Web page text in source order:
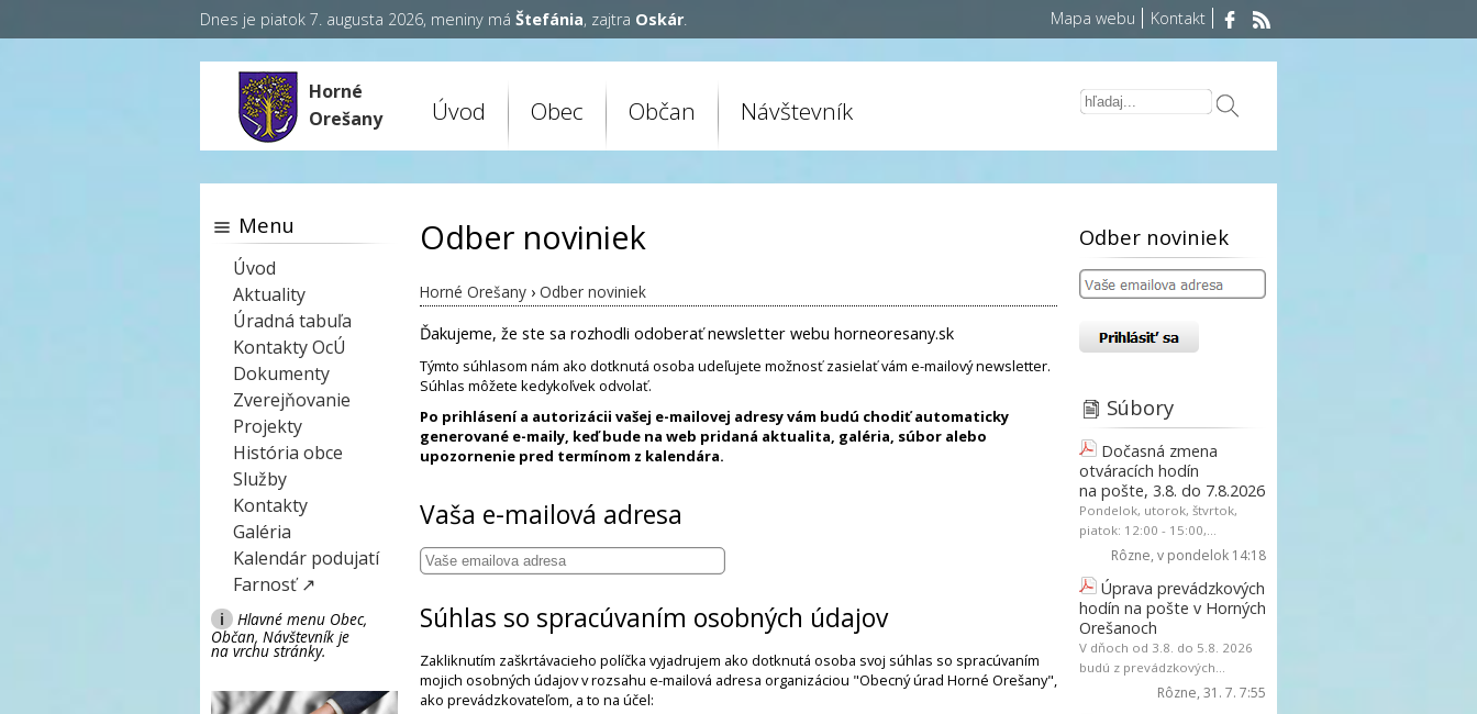
Dnes je piatok 7. augusta 2026, meniny má Štefánia, zajtra Oskár. Mapa webu Kontakt
Horné
Orešany
Úvod Obec Občan Návštevník
Odber noviniek
Horné Orešany › Odber noviniek
Ďakujeme, že ste sa rozhodli odoberať newsletter webu horneoresany.sk
Týmto súhlasom nám ako dotknutá osoba udeľujete možnosť zasielať vám e-mailový newsletter.
Súhlas môžete kedykoľvek odvolať.
Po prihlásení a autorizácii vašej e-mailovej adresy vám budú chodiť automaticky
generované e-maily, keď bude na web pridaná aktualita, galéria, súbor alebo
upozornenie pred termínom z kalendára.
Vaša e-mailová adresa
Súhlas so spracúvaním osobných údajov
Zakliknutím zaškrtávacieho políčka vyjadrujem ako dotknutá osoba svoj súhlas so spracúvaním
mojich osobných údajov v rozsahu e-mailová adresa organizáciou "Obecný úrad Horné Orešany",
ako prevádzkovateľom, a to na účel:
Menu
Úvod
Aktuality
Úradná tabuľa
Kontakty OcÚ
Dokumenty
Zverejňovanie
Projekty
História obce
Služby
Kontakty
Galéria
Kalendár podujatí
Farnosť ↗
i
Hlavné menu Obec,
Občan, Návštevník je
na vrchu stránky.
Odber noviniek
Súbory
Dočasná zmena
otváracích hodín
na pošte, 3.8. do 7.8.2026
Pondelok, utorok, štvrtok,
piatok: 12:00 - 15:00,...
Rôzne, v pondelok 14:18
Úprava prevádzkových
hodín na pošte v Horných
Orešanoch
V dňoch od 3.8. do 5.8. 2026
budú z prevádzkových...
Rôzne, 31. 7. 7:55